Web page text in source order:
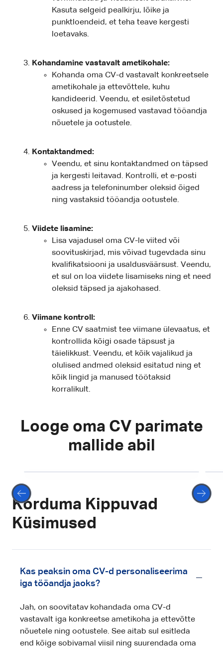
Kasuta selgeid pealkirju, lõike ja
punktloendeid, et teha teave kergesti
loetavaks.
Kohandamine vastavalt ametikohale:
Kohanda oma CV-d vastavalt konkreetsele
ametikohale ja ettevõttele, kuhu
kandideerid. Veendu, et esiletõstetud
oskused ja kogemused vastavad tööandja
nõuetele ja ootustele.
Kontaktandmed:
Veendu, et sinu kontaktandmed on täpsed
ja kergesti leitavad. Kontrolli, et e-posti
aadress ja telefoninumber oleksid õiged
ning vastaksid tööandja ootustele.
Viidete lisamine:
Lisa vajadusel oma CV-le viited või
soovituskirjad, mis võivad tugevdada sinu
kvalifikatsiooni ja usaldusväärsust. Veendu,
et sul on loa viidete lisamiseks ning et need
oleksid täpsed ja ajakohased.
Viimane kontroll:
Enne CV saatmist tee viimane ülevaatus, et
kontrollida kõigi osade täpsust ja
täielikkust. Veendu, et kõik vajalikud ja
olulised andmed oleksid esitatud ning et
kõik lingid ja manused töötaksid
korralikult.
Looge oma CV parimate
mallide abil
Korduma Kippuvad
Küsimused
Kas peaksin oma CV-d personaliseerima
iga tööandja jaoks?
Jah, on soovitatav kohandada oma CV-d
vastavalt iga konkreetse ametikoha ja ettevõtte
nõuetele ning ootustele. See aitab sul esitleda
end kõige sobivamal viisil ning suurendada oma